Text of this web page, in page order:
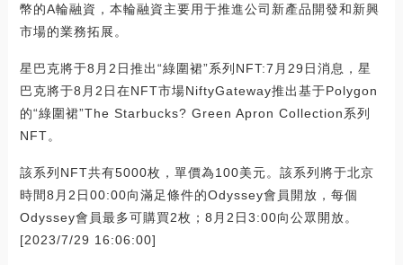
幣的A輪融資，本輪融資主要用于推進公司新產品開發和新興
市場的業務拓展。
星巴克將于8月2日推出“綠圍裙”系列NFT:7月29日消息，星
巴克將于8月2日在NFT市場NiftyGateway推出基于Polygon
的“綠圍裙”The Starbucks? Green Apron Collection系列
NFT。
該系列NFT共有5000枚，單價為100美元。該系列將于北京
時間8月2日00:00向滿足條件的Odyssey會員開放，每個
Odyssey會員最多可購買2枚；8月2日3:00向公眾開放。
[2023/7/29 16:06:00]